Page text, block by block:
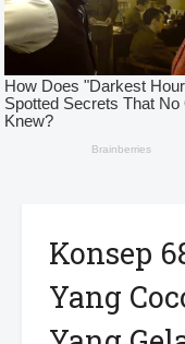
Konsep
Yang